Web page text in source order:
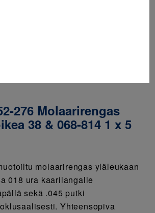
276 Molaarirengas
38 & 068-814 1 x 5
molaarirengas yläleukaan
018 ura kaarilangalle
sekä .045 putki
Yhteensopiva